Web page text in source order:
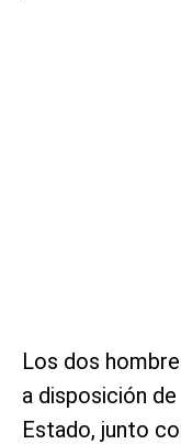
Los dos
a disposición
Estado, junto